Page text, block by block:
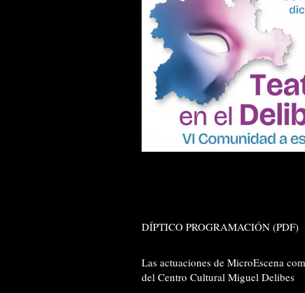
DÍPTICO PROGRAMACIÓN (PDF)
Las actuaciones de MicroEscena
del Centro Cultural Miguel Delibes